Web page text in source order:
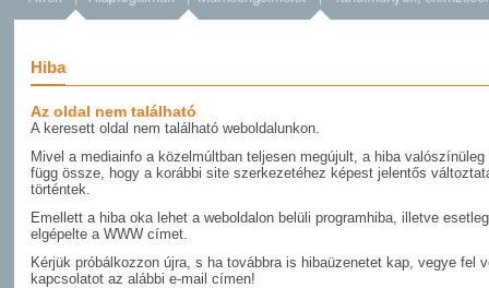
Hiba
Az oldal nem található
A keresett oldal nem található weboldalunkon.
Mivel a mediainfo a közelmúltban teljesen megújult, a hiba valószínüleg
függ össze, hogy a korábbi site szerkezetéhez képest jelentős
történtek.
Emellett a hiba oka lehet a weboldalon belüli programhiba, illetve esetleg
elgépelte a WWW címet.
Kérjük próbálkozzon újra, s ha továbbra is hibaüzenetet kap, vegye fel
kapcsolatot az alábbi e-mail címen!